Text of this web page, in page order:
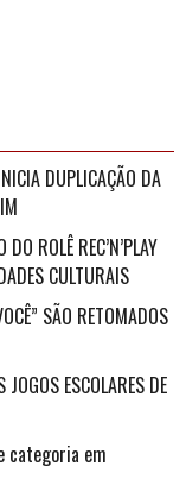
DUPLICAÇÃO DA
ROLÊ REC’N’PLAY
CULTURAIS
SÃO RETOMADOS
ESCOLARES DE
categoria em